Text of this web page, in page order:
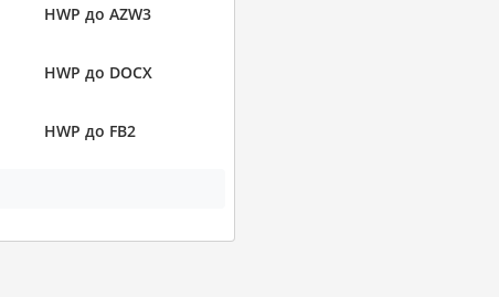
HWP до AZW3
HWP до DOCX
HWP до FB2